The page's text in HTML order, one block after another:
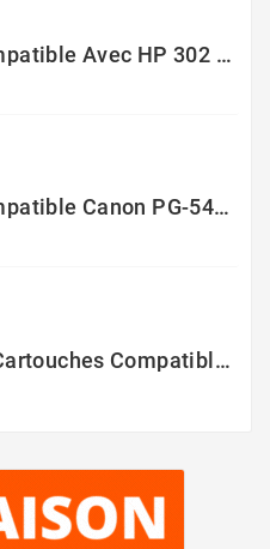
Pack Compatible Avec HP 302 XL Noir Et Couleur - SANS NIVEAU ENCRE
Pack Compatible Canon PG-540 XL / CL-541 XL – Noir & Couleur – Haute Capacité
Pack 12 Cartouches Compatible EPSON 603XL